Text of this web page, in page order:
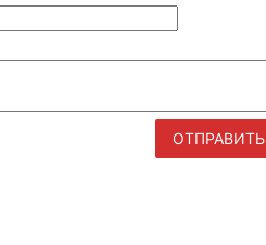
ОТПРАВИТЬ